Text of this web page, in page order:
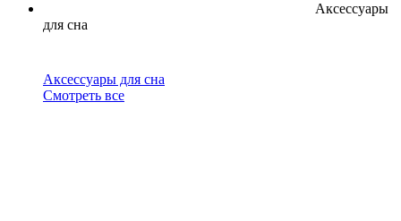
Аксессуары
для сна
Аксессуары для сна
Смотреть все